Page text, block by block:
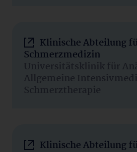
Klinische Abteilung
Schmerzmedizin
Universitätsklinik für
Allgemeine
Schmerztherapie
Klinische Abteilung